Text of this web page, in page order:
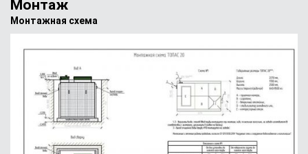
Монтаж
Монтажная схема